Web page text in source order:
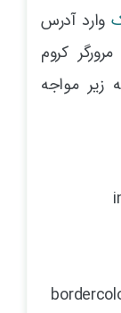
وارد آدرس
کروم
زیر مواجه